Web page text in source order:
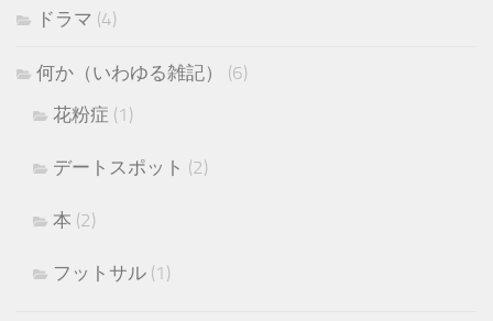
ドラマ (4)
何か（いわゆる雑記）
(6)
花粉症 (1)
デートスポット (2)
本 (2)
フットサル (1)